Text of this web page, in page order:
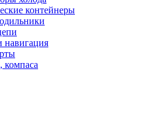
контейнеры
навигация
компаса